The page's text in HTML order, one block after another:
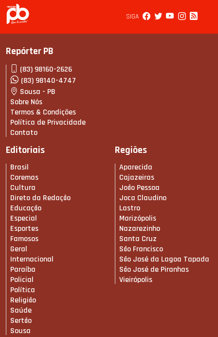
SIGA
Repórter PB
(83) 98160-2626
(83) 98140-4747
Sousa - PB
Sobre Nós
Termos & Condições
Política de Privacidade
Contato
Editoriais
Brasil
Coremas
Cultura
Direto da Redação
Educação
Especial
Esportes
Famosos
Geral
Internacional
Paraíba
Policial
Política
Religião
Saúde
Sertão
Sousa
Regiões
Aparecida
Cajazeiras
João Pessoa
Joca Claudino
Lastro
Marizópolis
Nazarezinho
Santa Cruz
São Francisco
São José da Lagoa Tapada
São José de Piranhas
Vieirópolis